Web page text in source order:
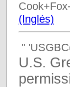
(Inglés)
" 'USGBC
U.S.